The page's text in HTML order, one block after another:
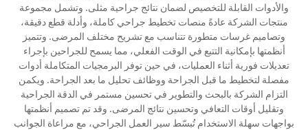
معلومات عنا
اتصل
والأدوات القابلة للتخصيص لضمان نتائج جراحية مثلى. وتشمل مجموعة
منتجات الشركة عادةً منصات تخطيط جراحي كاملة، وأدلة قطع دقيقة،
وتصاميم غرسات متطورة تتناسب مع تشريح مختلف المرضى. وتتميز
أنظمتها بإمكانية التتبع في الوقت الفعلي، مما يسمح للجراحين بإجراء
تعديلات فورية أثناء العمليات، في حين توفر البرمجيات المتكاملة أدوات
مفصلة لتخطيط ما قبل الجراحة ووظائف تحليل ما بعد الجراحة. ويكمن
التزام الشركة بالبحث والتطوير في تحسين مستمر في الدقة الجراحية
وتقليل أوقات التعافي وتحسين نتائج المرضى. وقد تم تصميم أنظمتها
بواجهات سهلة الاستخدام تُبسّط سير العمل الجراحي، مع مراعاة الجوانب